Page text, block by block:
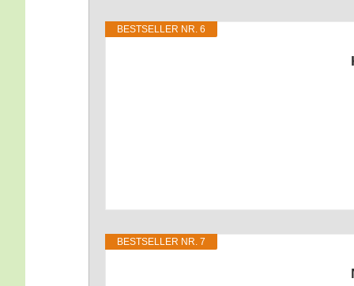
BEST­SEL­LER NR. 6
BEST­SEL­LER NR. 7